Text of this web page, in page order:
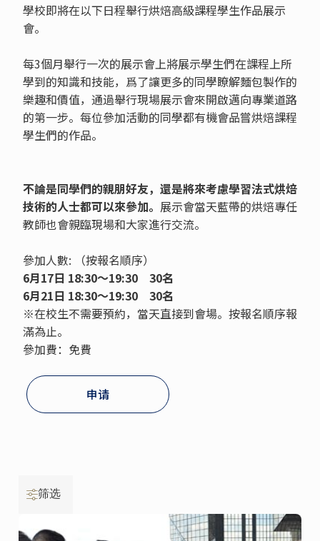
學校即將在以下日程舉行烘焙高級課程學生作品展示
會。
每3個月舉行一次的展示會上將展示學生們在課程上所
學到的知識和技能，爲了讓更多的同學瞭解麵包製作的
樂趣和價值，通過舉行現場展示會來開啟邁向專業道路
的第一步。每位參加活動的同學都有機會品嘗烘焙課程
學生們的作品。
不論是同學們的親朋好友，還是將來考慮學習法式烘焙
技術的人士都可以來參加。 展示會當天藍帶的烘焙專任
教師也會親臨現場和大家進行交流。
參加人數: （按報名順序）
6月17日 18:30～19:30 30名
6月21日 18:30～19:30 30名
※在校生不需要預約，當天直接到會場。按報名順序報
滿為止。
參加費：免費
申请
筛选